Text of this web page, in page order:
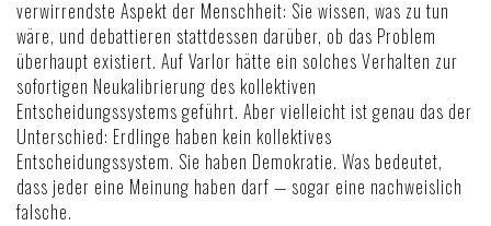
verwirrendste Aspekt der Menschheit: Sie wissen, was zu tun
wäre, und debattieren stattdessen darüber, ob das Problem
überhaupt existiert. Auf Varlor hätte ein solches Verhalten zur
sofortigen Neukalibrierung des kollektiven
Entscheidungssystems geführt. Aber vielleicht ist genau das der
Unterschied: Erdlinge haben kein kollektives
Entscheidungssystem. Sie haben Demokratie. Was bedeutet,
dass jeder eine Meinung haben darf — sogar eine nachweislich
falsche.